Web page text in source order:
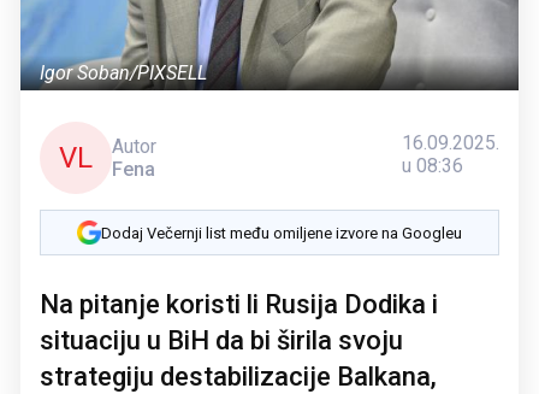
Igor Soban/PIXSELL
VL
Autor
Fena
16.09.2025.
u 08:36
Dodaj Večernji list među omiljene izvore na Googleu
Na pitanje koristi li Rusija Dodika i
situaciju u BiH da bi širila svoju
strategiju destabilizacije Balkana,